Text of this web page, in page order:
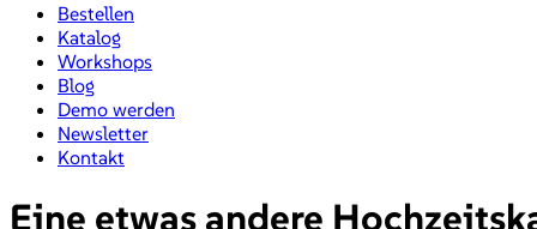
Bestellen
Katalog
Workshops
Blog
Demo werden
Newsletter
Kontakt
Eine etwas andere